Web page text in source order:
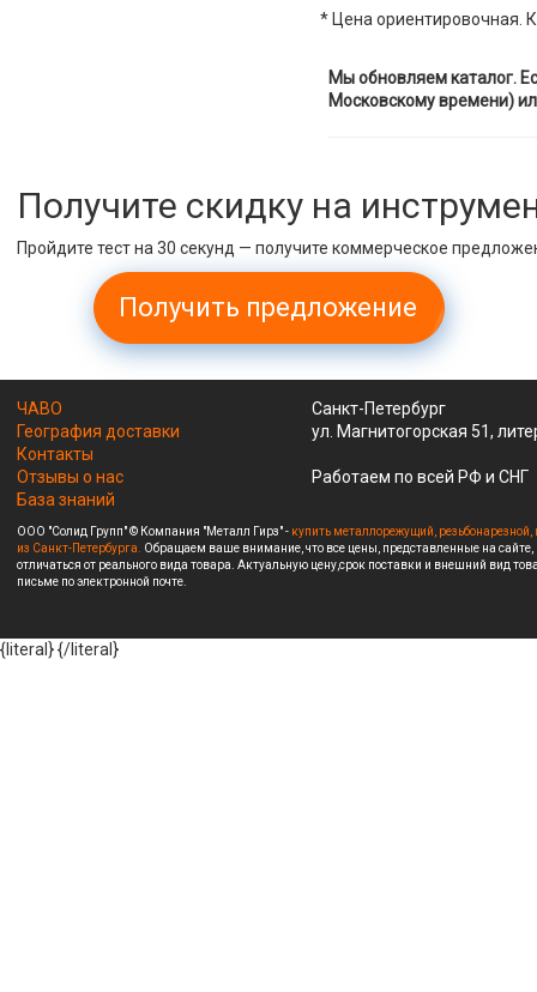
* Цена ориентировочная.
Мы обновляем каталог.
Московскому времени)
Получите скидку на
Пройдите тест на 30 секунд — получите коммерческое
Получить предложение
ЧАВО
География доставки
Контакты
Отзывы о нас
База знаний
Санкт-Петербург
ул. Магнитогорская 51,
Работаем по всей РФ и СНГ
ООО "Солид Групп" © Компания "Металл Гирз" - купить металлорежущий,
из Санкт-Петербурга. Обращаем ваше внимание, что все цены, представленные на
отличаться от реального вида товара. Актуальную цену,срок поставки и внешний вид
письме по электронной почте.
{literal}{/literal}